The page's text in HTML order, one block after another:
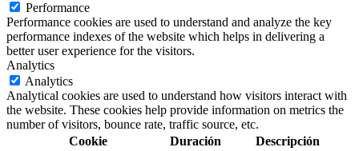
Performance
Performance cookies are used to understand and analyze the key
performance indexes of the website which helps in delivering a
better user experience for the visitors.
Analytics
Analytics
Analytical cookies are used to understand how visitors interact with
the website. These cookies help provide information on metrics the
number of visitors, bounce rate, traffic source, etc.
Cookie
Duración Descripción